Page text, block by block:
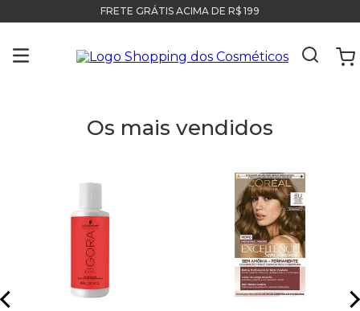
FRETE GRÁTIS ACIMA DE R$ 199
Os mais vendidos